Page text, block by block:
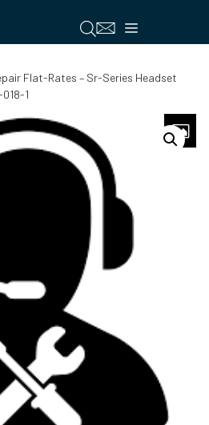
Menú
Flat-Rates – Sr-Series Headset
1